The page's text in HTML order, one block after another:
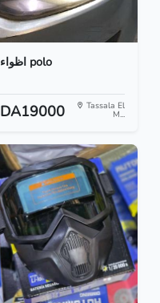
اظواء polo
DA19000 Tassala El
M...